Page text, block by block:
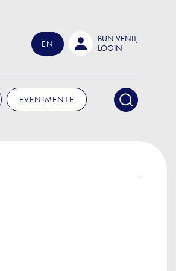
EN
BUN VENIT,
LOGIN
EVENIMENTE